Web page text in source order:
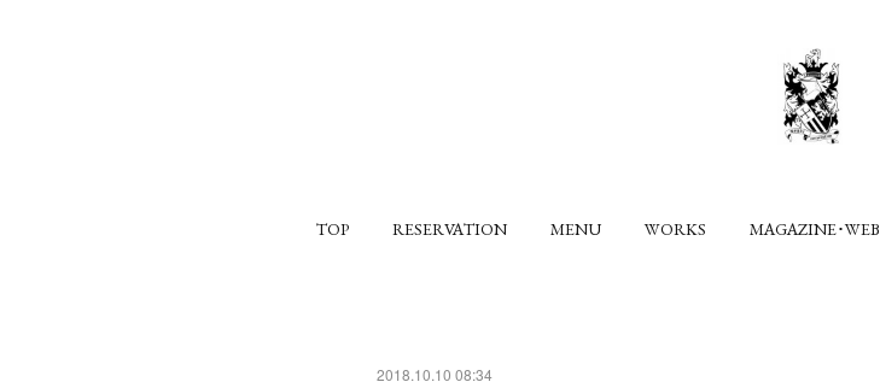
TOP RESERVATION MENU WORKS MAGAZINE･WEB
2018.10.10 08:34